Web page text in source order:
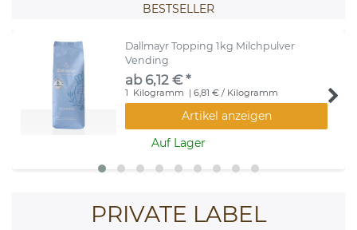
BESTSELLER
Dallmayr Topping 1kg Milchpulver
Vending
ab 6,12 € *
1 Kilogramm | 6,81 € / Kilogramm
Artikel anzeigen
Auf Lager
PRIVATE LABEL